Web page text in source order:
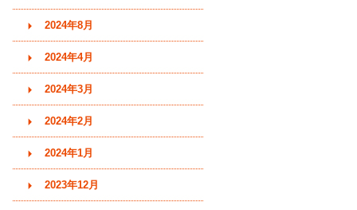
2024年8月
2024年4月
2024年3月
2024年2月
2024年1月
2023年12月